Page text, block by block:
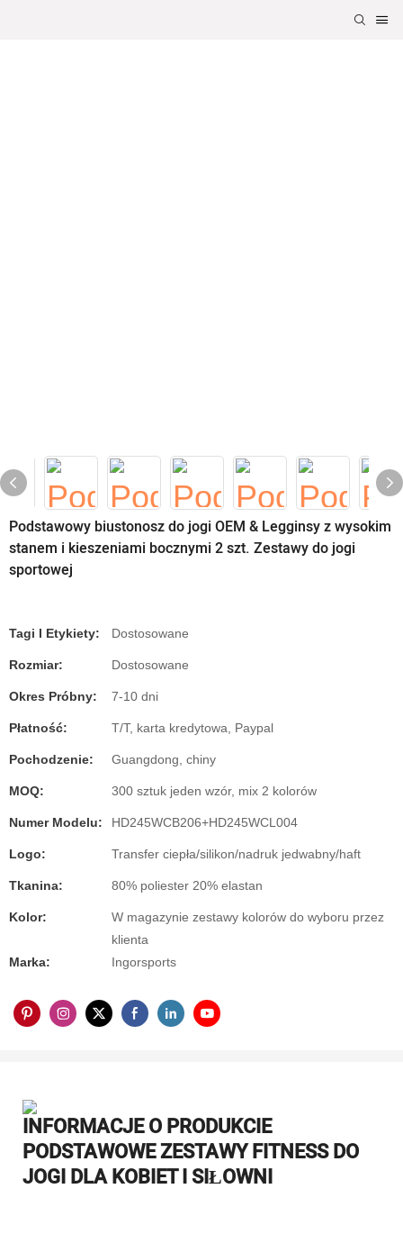
Podstawowy biustonosz do jogi OEM & Legginsy z wysokim
stanem i kieszeniami bocznymi 2 szt. Zestawy do jogi
sportowej
Tagi I Etykiety: Dostosowane
Rozmiar: Dostosowane
Okres Próbny: 7-10 dni
Płatność: T/T, karta kredytowa, Paypal
Pochodzenie: Guangdong, chiny
MOQ: 300 sztuk jeden wzór, mix 2 kolorów
Numer Modelu: HD245WCB206+HD245WCL004
Logo: Transfer ciepła/silikon/nadruk jedwabny/haft
Tkanina: 80% poliester 20% elastan
Kolor:
W magazynie zestawy kolorów do wyboru przez
klienta
Marka:
Ingorsports
INFORMACJE O PRODUKCIE
PODSTAWOWE ZESTAWY FITNESS DO
JOGI DLA KOBIET I SIŁOWNI